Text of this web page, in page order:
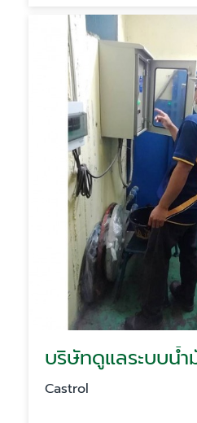
Castrol